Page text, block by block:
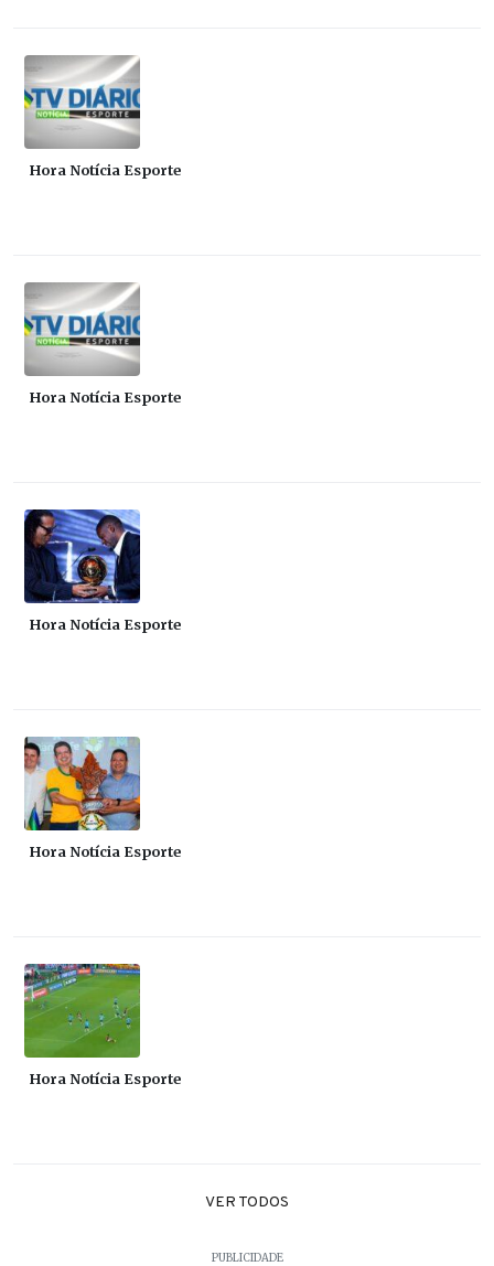
Hora Notícia Esporte
Hora Notícia Esporte
Hora Notícia Esporte
Hora Notícia Esporte
Hora Notícia Esporte
VER TODOS
PUBLICIDADE